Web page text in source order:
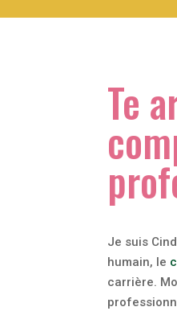
Te
Je suis
humain, le
carrière.